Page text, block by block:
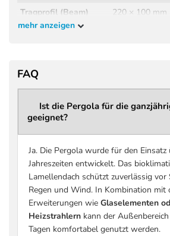
Tragprofil (Beam)
220 × 100 mm
Wandstärke
Windbeständigkeit
Norm / Prüfung
DIN EN
(Wind- und
Regenklasse
l/m² pro Stunde
Maximale Schneelast
(praxisrelevant)
bis zu 207 kg/
siehe Tabelle
Schneelast Pergola-
Konstruktion
bis zu 936 kg/
siehe Tabelle
Schneelast
bis zu 207 kg/
mehr anzeigen
FAQ
Ist die Pergola für die
geeignet?
Ja. Die Pergola wurde für den Einsatz
Jahreszeiten entwickelt. Das
Lamellendach schützt zuverlässig vor
Regen und Wind. In Kombination mit
Erweiterungen wie Glaselementen
Heizstrahlernkann der
Tagen komfortabel genutzt werden.